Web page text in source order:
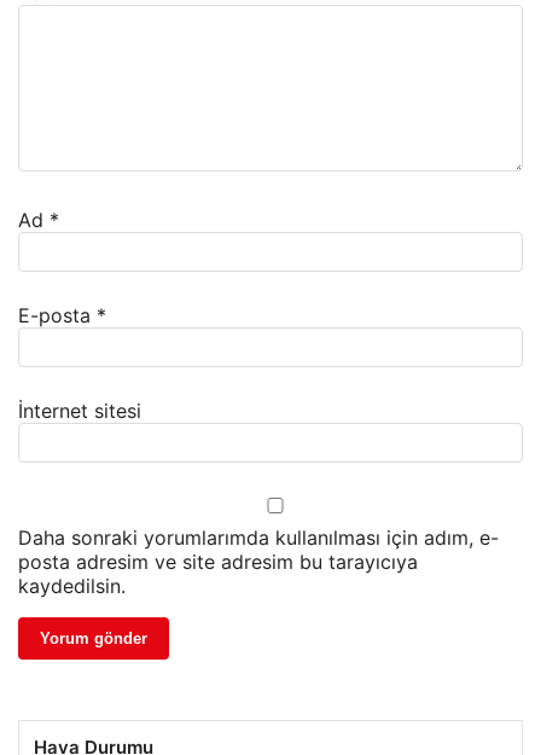
Ad *
E-posta *
İnternet sitesi
Daha sonraki yorumlarımda kullanılması için adım, e-
posta adresim ve site adresim bu tarayıcıya
kaydedilsin.
Hava Durumu